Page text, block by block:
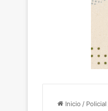
Inicio / Policial